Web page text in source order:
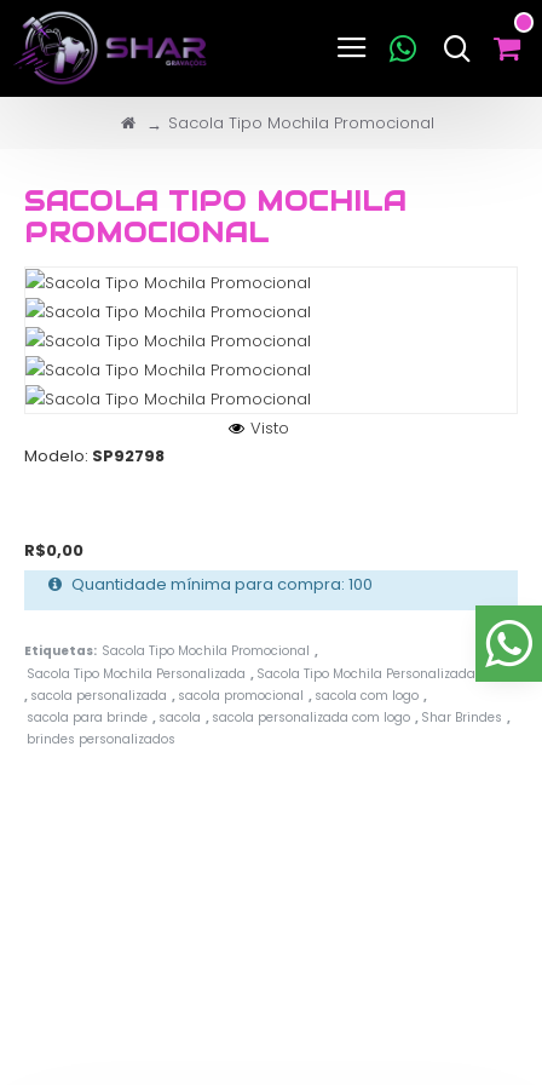
Sacola Tipo Mochila Promocional
SACOLA TIPO MOCHILA
PROMOCIONAL
Modelo: SP92798
Visto
R$0,00
Quantidade mínima para compra: 100
Etiquetas: Sacola Tipo Mochila Promocional ,
Sacola Tipo Mochila Personalizada , Sacola Tipo Mochila Personalizada Preço
, sacola personalizada , sacola promocional , sacola com logo ,
sacola para brinde , sacola , sacola personalizada com logo , Shar Brindes ,
brindes personalizados